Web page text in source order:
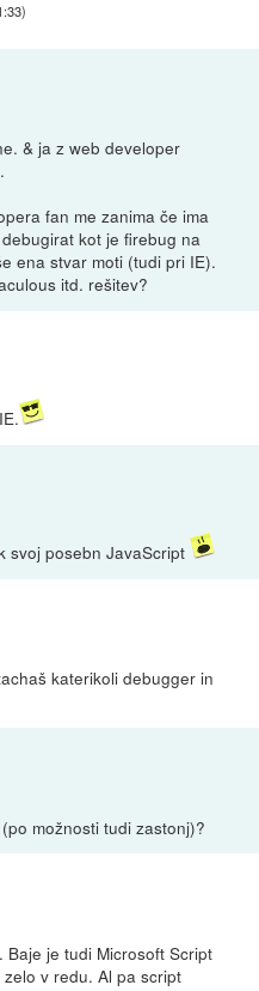
)
& ja z web developer
fan me zanima če ima
kot je firebug na
ena stvar moti (tudi pri IE).
itd. rešitev?
svoj posebn JavaScript
katerikoli debugger in
možnosti tudi zastonj)?
je tudi Microsoft Script
v redu. Al pa script